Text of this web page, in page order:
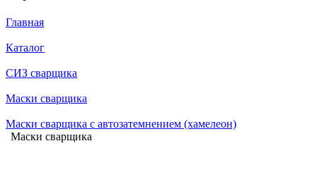
Главная
Каталог
СИЗ сварщика
Маски сварщика
Маски сварщика с автозатемнением (хамелеон)
Маски сварщика